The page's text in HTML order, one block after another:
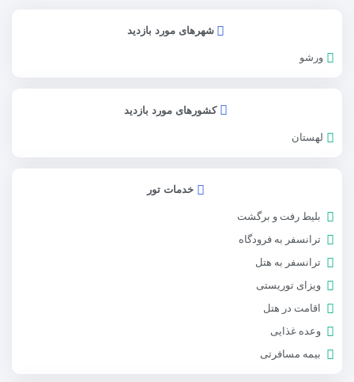
شهرهای مورد بازدید
ورشو
کشورهای مورد بازدید
لهستان
خدمات تور
بلیط رفت و برگشت
ترانسفر به فرودگاه
ترانسفر به هتل
ویزای توریستی
اقامت در هتل
وعده غذایی
بیمه مسافرتی